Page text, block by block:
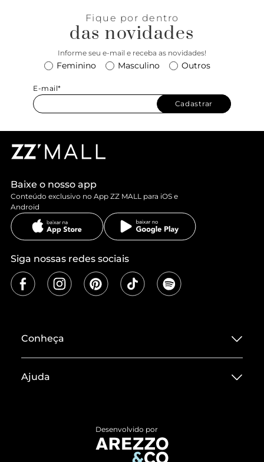
Fique por dentro
das novidades
Informe seu e-mail e receba as novidades!
Feminino Masculino Outros
E-mail*
Cadastrar
Baixe o nosso app
Conteúdo exclusivo no App ZZ MALL para iOS e
Android
Siga nossas redes sociais
Conheça
Termos de Uso
ZZ MALL é confiável
Ajuda
Devolução do Produto
Desenvolvido por